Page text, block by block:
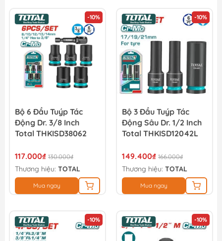
-10%
Bộ 6 Đầu Tuýp Tác
Động Dr. 3/8 Inch
Total THKISD38062
117.000₫ 130.000₫
Thương hiệu: TOTAL
Mua ngay
-10%
Bộ 3 Đầu Tuýp Tác
Động Sâu Dr. 1/2 Inch
Total THKISD12042L
149.400₫ 166.000₫
Thương hiệu: TOTAL
Mua ngay
-10% -10%